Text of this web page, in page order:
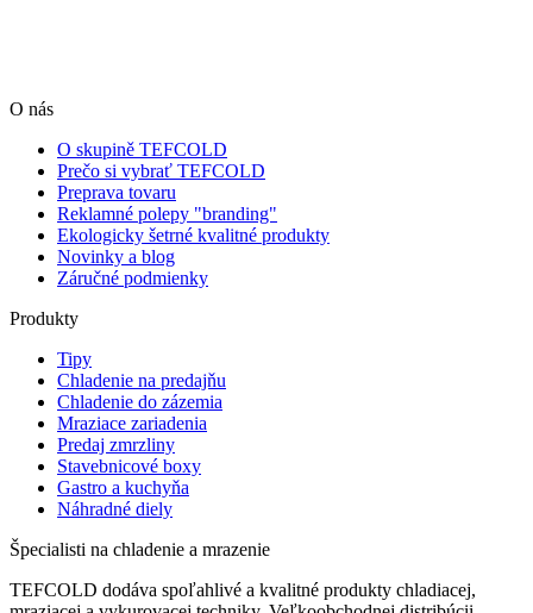
O nás
O skupině TEFCOLD
Prečo si vybrať TEFCOLD
Preprava tovaru
Reklamné polepy "branding"
Ekologicky šetrné kvalitné produkty
Novinky a blog
Záručné podmienky
Produkty
Tipy
Chladenie na predajňu
Chladenie do zázemia
Mraziace zariadenia
Predaj zmrzliny
Stavebnicové boxy
Gastro a kuchyňa
Náhradné diely
Špecialisti na chladenie a mrazenie
TEFCOLD dodáva spoľahlivé a kvalitné produkty chladiacej,